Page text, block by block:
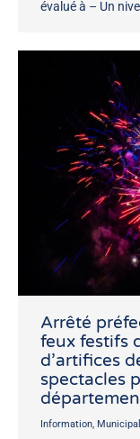
évalué à – Un
Arrêté
feux festifs
d’artifices
spectacles
Information